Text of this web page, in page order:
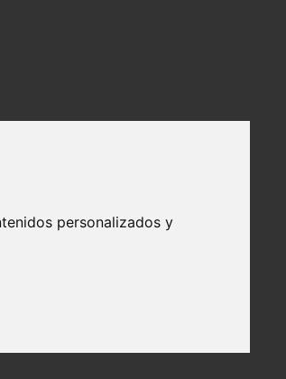
personalizados y